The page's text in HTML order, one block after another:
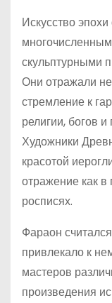
Искусство
скульптурными
Они отражали
стремление к
религии, богов
Художники
красотой
отражение как
росписях.
Фараон
привлекало к
мастеров
произведения